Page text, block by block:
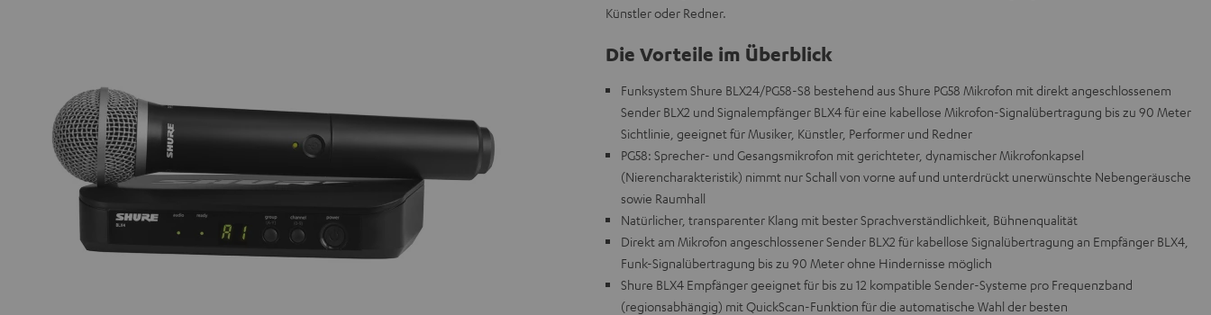
Künstler oder Redner.
Die Vorteile im Überblick
Funksystem Shure BLX24/PG58-S8 bestehend aus Shure PG58 Mikrofon mit direkt angeschlossenem
Sender BLX2 und Signalempfänger BLX4 für eine kabellose Mikrofon-Signalübertragung bis zu 90 Meter
Sichtlinie, geeignet für Musiker, Künstler, Performer und Redner
PG58: Sprecher- und Gesangsmikrofon mit gerichteter, dynamischer Mikrofonkapsel
(Nierencharakteristik) nimmt nur Schall von vorne auf und unterdrückt unerwünschte Nebengeräusche
sowie Raumhall
Natürlicher, transparenter Klang mit bester Sprachverständlichkeit, Bühnenqualität
Direkt am Mikrofon angeschlossener Sender BLX2 für kabellose Signalübertragung an Empfänger BLX4,
Funk-Signalübertragung bis zu 90 Meter ohne Hindernisse möglich
Shure BLX4 Empfänger geeignet für bis zu 12 kompatible Sender-Systeme pro Frequenzband
(regionsabhängig) mit QuickScan-Funktion für die automatische Wahl der besten